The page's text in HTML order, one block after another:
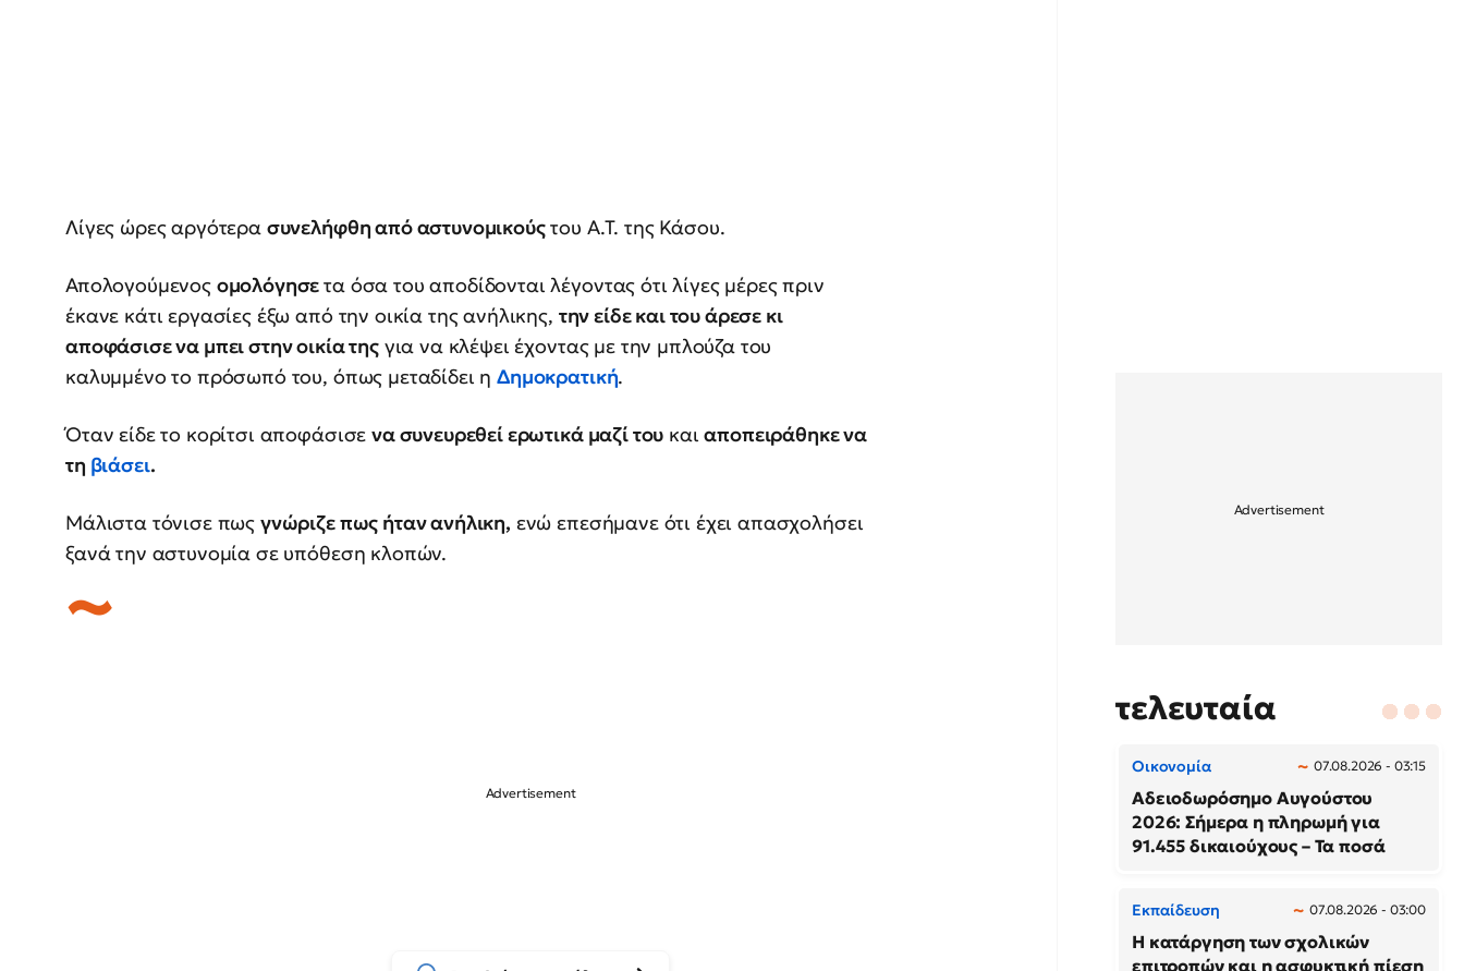
Λίγες ώρες αργότερα συνελήφθη από αστυνομικούςτου Α.Τ. της Κάσου.
Απολογούμενος ομολόγησετα όσα του αποδίδονται λέγοντας ότι λίγες μέρες πριν
έκανε κάτι εργασίες έξω από την οικία της ανήλικης, την είδε και του άρεσε κι
αποφάσισε να μπει στην οικία τηςγια να κλέψει έχοντας με την μπλούζα του
καλυμμένο το πρόσωπό του, όπως μεταδίδει ηΔημοκρατική.
Όταν είδε το κορίτσι αποφάσισενα συνευρεθεί ερωτικά μαζί του καιαποπειράθηκε να
τη βιάσει.
Μάλιστα τόνισε πως γνώριζε πως ήταν ανήλικη, ενώ επεσήμανε ότι έχει απασχολήσει
ξανά την αστυνομία σε υπόθεση κλοπών.
τελευταία
Οικονομία 07.08.2026 - 03:15
Αδειοδωρόσημο Αυγούστου
2026: Σήμερα η πληρωμή για
91.455 δικαιούχους – Τα ποσά
Εκπαίδευση 07.08.2026 - 03:00
Η κατάργηση των σχολικών
επιτροπών και η ασφυκτική πίεση